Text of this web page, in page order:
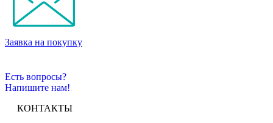
Заявка на покупку
Есть вопросы?
Напишите нам!
КОНТАКТЫ